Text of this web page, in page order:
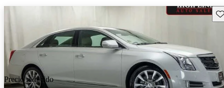
Precio reducido